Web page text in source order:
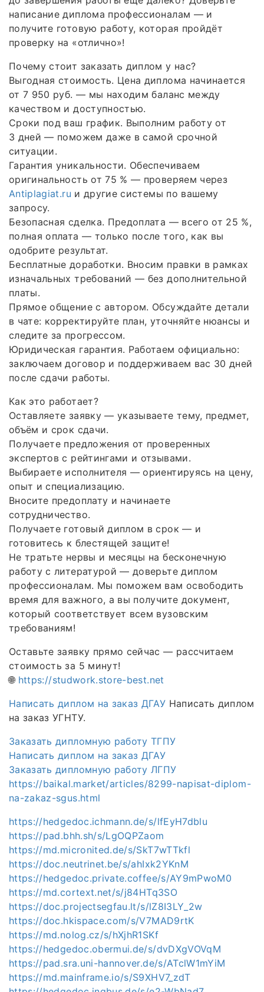
написание диплома профессионалам — и
получите готовую работу, которая пройдёт
проверку на «отлично»!
Почему стоит заказать диплом у нас?
Выгодная стоимость. Цена диплома начинается
от 7 950 руб. — мы находим баланс между
качеством и доступностью.
Сроки под ваш график. Выполним работу от
3 дней — поможем даже в самой срочной
ситуации.
Гарантия уникальности. Обеспечиваем
оригинальность от 75 % — проверяем через
Antiplagiat.ru и другие системы по вашему
запросу.
Безопасная сделка. Предоплата — всего от 25 %,
полная оплата — только после того, как вы
одобрите результат.
Бесплатные доработки. Вносим правки в рамках
изначальных требований — без дополнительной
платы.
Прямое общение с автором. Обсуждайте детали
в чате: корректируйте план, уточняйте нюансы и
следите за прогрессом.
Юридическая гарантия. Работаем официально:
заключаем договор и поддерживаем вас 30 дней
после сдачи работы.
Как это работает?
Оставляете заявку — указываете тему, предмет,
объём и срок сдачи.
Получаете предложения от проверенных
экспертов с рейтингами и отзывами.
Выбираете исполнителя — ориентируясь на цену,
опыт и специализацию.
Вносите предоплату и начинаете
сотрудничество.
Получаете готовый диплом в срок — и
готовитесь к блестящей защите!
Не тратьте нервы и месяцы на бесконечную
работу с литературой — доверьте диплом
профессионалам. Мы поможем вам освободить
время для важного, а вы получите документ,
который соответствует всем вузовским
требованиям!
Оставьте заявку прямо сейчас — рассчитаем
стоимость за 5 минут!
🌐 https://studwork.store-best.net
Написать диплом на заказ ДГАУ Написать диплом
на заказ УГНТУ.
Заказать дипломную работу ТГПУ
Написать диплом на заказ ДГАУ
Заказать дипломную работу ЛГПУ
https://baikal.market/articles/8299-napisat-diplom-
na-zakaz-sgus.html
https://hedgedoc.ichmann.de/s/lfEyH7dblu
https://pad.bhh.sh/s/LgOQPZaom
https://md.micronited.de/s/SkT7wTTkfl
https://doc.neutrinet.be/s/ahIxk2YKnM
https://hedgedoc.private.coffee/s/AY9mPwoM0
https://md.cortext.net/s/j84HTq3SO
https://doc.projectsegfau.lt/s/lZ8I3LY_2w
https://doc.hkispace.com/s/V7MAD9rtK
https://md.nolog.cz/s/hXjhR1SKf
https://hedgedoc.obermui.de/s/dvDXgVOVqM
https://pad.sra.uni-hannover.de/s/ATclW1mYiM
https://md.mainframe.io/s/S9XHV7_zdT